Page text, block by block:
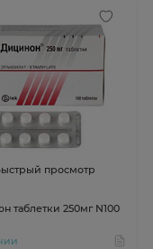
просмотр
таблетки 250мг N100